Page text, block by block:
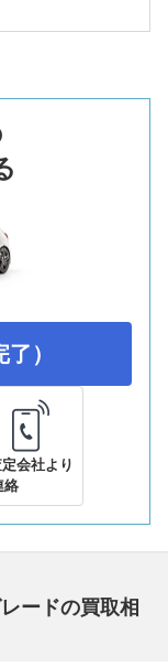
）
会社より
絡
ードの買取相